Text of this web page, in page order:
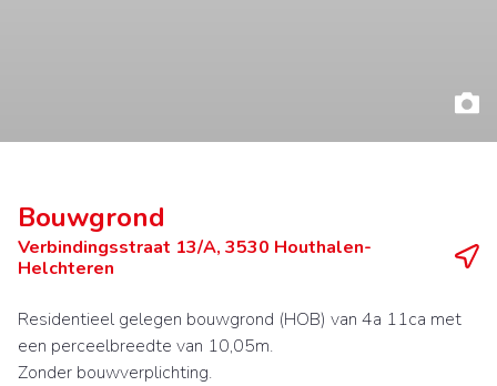
Bouwgrond
Verbindingsstraat 13/A, 3530 Houthalen-
Helchteren
Residentieel gelegen bouwgrond (HOB) van 4a 11ca met
een perceelbreedte van 10,05m.
Zonder bouwverplichting.